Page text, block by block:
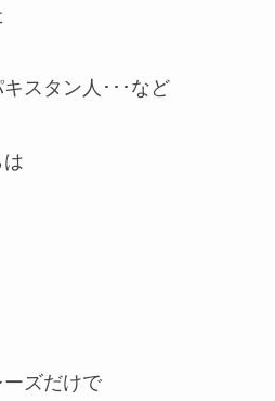
スタン人･･･など
ズだけで